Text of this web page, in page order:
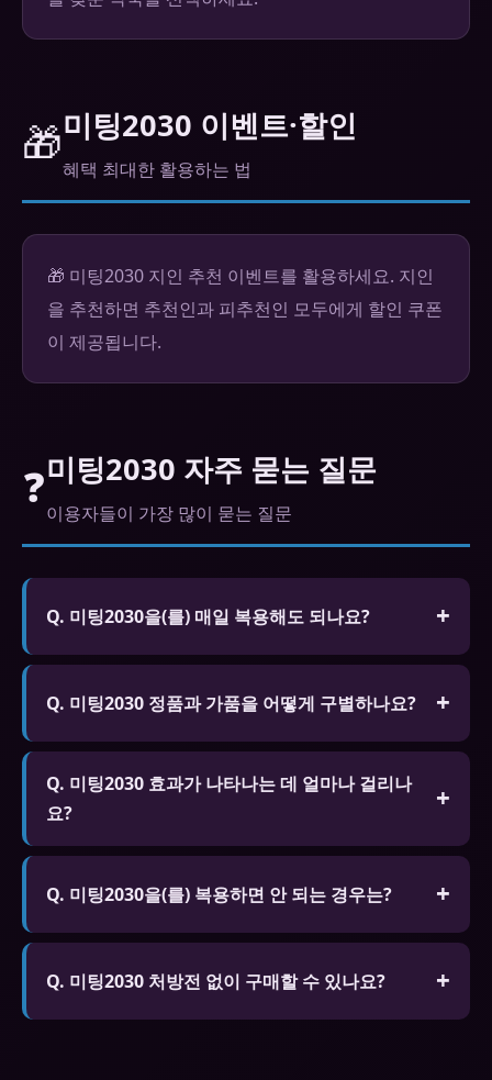
🎁미팅2030 이벤트·할인
혜택 최대한 활용하는 법
🎁 미팅2030 지인 추천 이벤트를 활용하세요. 지인
을 추천하면 추천인과 피추천인 모두에게 할인 쿠폰
이 제공됩니다.
❓미팅2030 자주 묻는 질문
이용자들이 가장 많이 묻는 질문
Q. 미팅2030을(를) 매일 복용해도 되나요?
A. 시알리스 5mg는 매일 복용하도록 승인된 제품이
있습니다. 다른 제품은 필요할 때만 복용하는 것을 권
Q. 미팅2030 정품과 가품을 어떻게 구별하나요?
A. 정품은 공식 인증 마크, 홀로그램 스티커, 제조사
일련번호가 있습니다. 가격이 지나치게 저렴하거나
포장 상태가 불량하면 가품일 수 있습니다.
Q. 미팅2030 효과가 나타나는 데 얼마나 걸리나
요?
A. 일반적으로 복용 후 30분~1시간 후에 효과가 나타
납니다. 고지방 식사 후 복용하면 흡수가 지연될 수
Q. 미팅2030을(를) 복용하면 안 되는 경우는?
A. 질산염 계열 약물을 복용 중인 분, 심각한 심장 질
환, 저혈압, 심각한 간/신장 질환이 있는 분은 복용 전
Q. 미팅2030 처방전 없이 구매할 수 있나요?